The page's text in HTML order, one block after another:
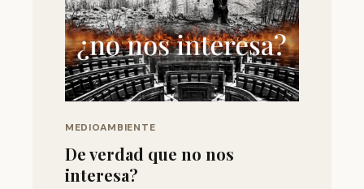
MEDIOAMBIENTE
De verdad que no nos
interesa?